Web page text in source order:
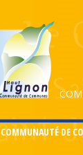
COMMUNAUTÉ DE